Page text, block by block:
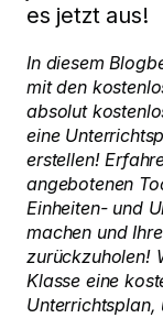
es jetzt aus!
In diesem
mit den
absolut
eine
erstellen!
angebotenen
Einheiten- und
machen und
zurückzuholen!
Klasse eine
Unterrichtsplan,